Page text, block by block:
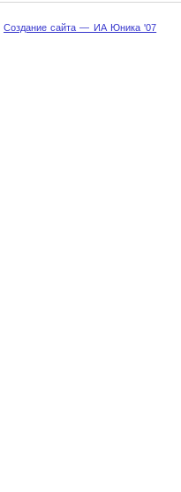
Создание сайта — ИА Юника '07